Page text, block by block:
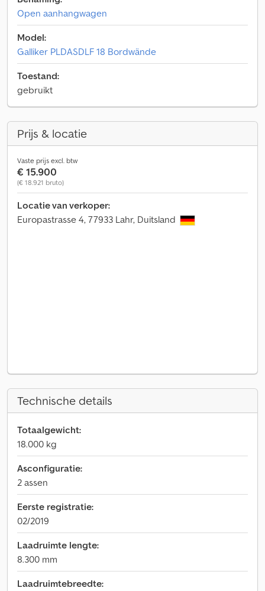
Open aanhangwagen
Model:
Galliker PLDASDLF 18 Bordwände
Toestand:
gebruikt
Prijs & locatie
Vaste prijs excl. btw
€ 15.900
(€ 18.921 bruto)
Locatie van verkoper:
Europastrasse 4, 77933 Lahr, Duitsland
Technische details
Totaalgewicht:
18.000 kg
Asconfiguratie:
2 assen
Eerste registratie:
02/2019
Laadruimte lengte:
8.300 mm
Laadruimtebreedte: